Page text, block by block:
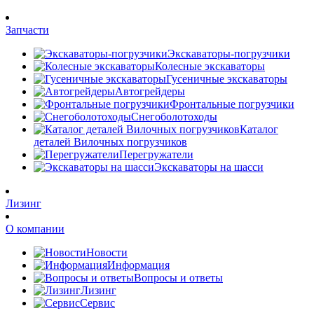
Запчасти
Экскаваторы-погрузчики
Колесные экскаваторы
Гусеничные экскаваторы
Автогрейдеры
Фронтальные погрузчики
Снегоболотоходы
Каталог
деталей Вилочных погрузчиков
Перегружатели
Экскаваторы на шасси
Лизинг
О компании
Новости
Информация
Вопросы и ответы
Лизинг
Сервис